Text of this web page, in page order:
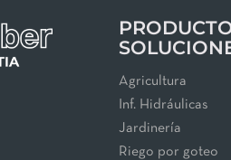
Agricultura
Inf. Hidráulicas
Jardinería
Riego por goteo